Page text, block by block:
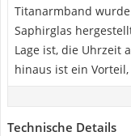
Titanarmband
Saphirglas
Lage ist, die Uhrzeit
hinaus ist ein
Technische Details